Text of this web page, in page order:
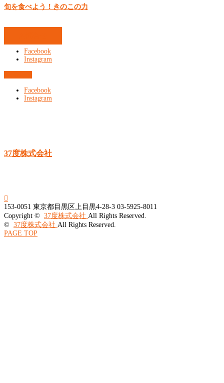
旬を食べよう！きのこの力
Facebook
Instagram
Facebook
Instagram
37度株式会社

153-0051 東京都目黒区上目黒4-28-3 03-5925-8011
Copyright © 37度株式会社 All Rights Reserved.
© 37度株式会社 All Rights Reserved.
PAGE TOP